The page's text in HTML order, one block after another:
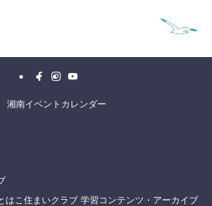
湘南イベントカレンダー
はこ住まいクラブ 学習コンテンツ・アーカイブ